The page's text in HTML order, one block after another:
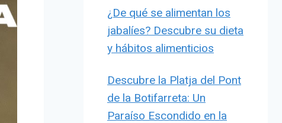
¿De qué se alimentan los
jabalíes? Descubre su dieta
y hábitos alimenticios
Descubre la Platja del Pont
de la Botifarreta: Un
Paraíso Escondido en la